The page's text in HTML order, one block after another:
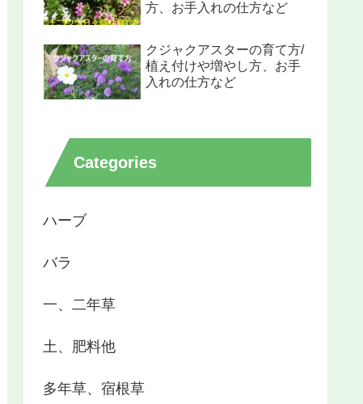
方、お手入れの仕方など
クジャクアスターの育て方/
植え付けや増やし方、お手
入れの仕方など
Categories
ハーブ
バラ
一、二年草
土、肥料他
多年草、宿根草